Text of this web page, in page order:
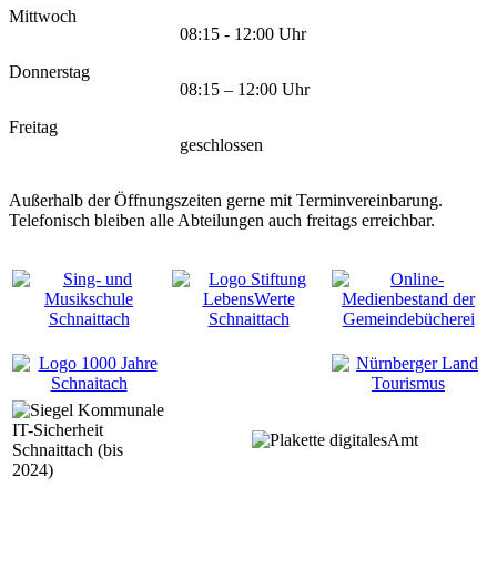
Mittwoch
08:15 - 12:00 Uhr
Donnerstag
08:15 – 12:00 Uhr
Freitag
geschlossen
Außerhalb der Öffnungszeiten gerne mit Terminvereinbarung.
Telefonisch bleiben alle Abteilungen auch freitags erreichbar.